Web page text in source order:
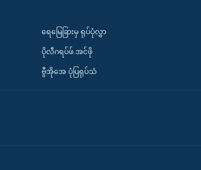
ရေမြေခြားမှ ရုပ်ပုံလွှာ
ပိုလီဂရပ်ဖ်.အင်ဖို
ဗွီအိုအေ ပုံပြရုပ်သံ